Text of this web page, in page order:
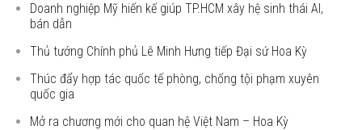
Doanh nghiệp Mỹ hiến kế giúp TP.HCM xây hệ sinh thái AI,
bán dẫn
Thủ tướng Chính phủ Lê Minh Hưng tiếp Đại sứ Hoa Kỳ
Thúc đẩy hợp tác quốc tế phòng, chống tội phạm xuyên
quốc gia
Mở ra chương mới cho quan hệ Việt Nam – Hoa Kỳ